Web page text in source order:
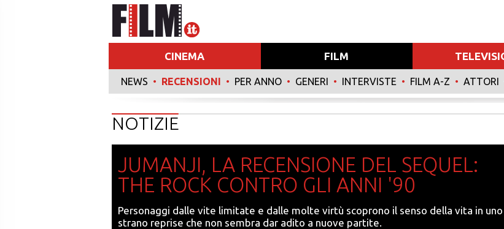
CINEMA FILM
NEWS • RECENSIONI • PER ANNO • GENERI • INTERVISTE • FILM A-Z • ATTORI
NOTIZIE
JUMANJI, LA RECENSIONE DEL SEQUEL:
THE ROCK CONTRO GLI ANNI '90
Personaggi dalle vite limitate e dalle molte virtù scoprono il senso della vita in uno
strano reprise che non sembra dar adito a nuove partite.